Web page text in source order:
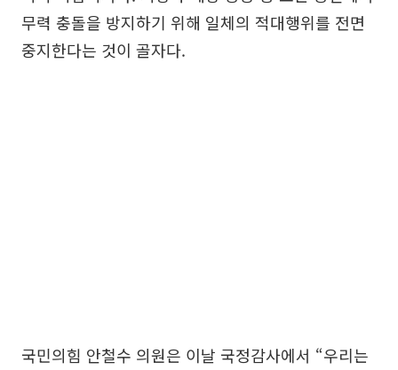
무력 충돌을 방지하기 위해 일체의 적대행위를 전면
중지한다는 것이 골자다.
국민의힘 안철수 의원은 이날 국정감사에서 “우리는